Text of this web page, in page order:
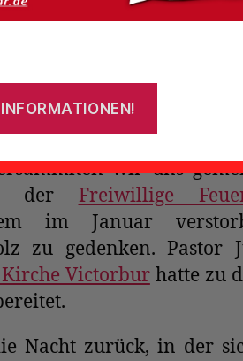
wir uns
der Freiwillige
im Januar
zu gedenken. Pastor
Kirche Victorburhatte zu
Nacht zurück, in der